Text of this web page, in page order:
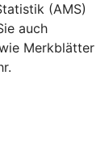
(AMS)
auch
Merkblätter